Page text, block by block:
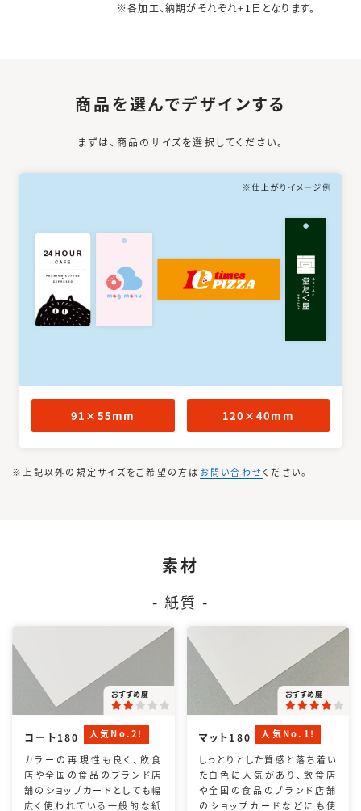
※各加工、納期がそれぞれ+1日となります。
商品を選んでデザインする
まずは、商品のサイズを選択してください。
91×55mm 120×40mm
※上記以外の規定サイズをご希望の方は お問い合わせください。
素材
- 紙質 -
おすすめ度
コート180
人気No.2!
カラーの再現性も良く、飲食
店や全国の食品のブランド店
舗のショップカードとしても幅
広く使われている一般的な紙
おすすめ度
マット180
人気No.1!
しっとりとした質感と落ち着い
た白色に人気があり、飲食店
や全国の食品のブランド店舗
のショップカードなどにも使